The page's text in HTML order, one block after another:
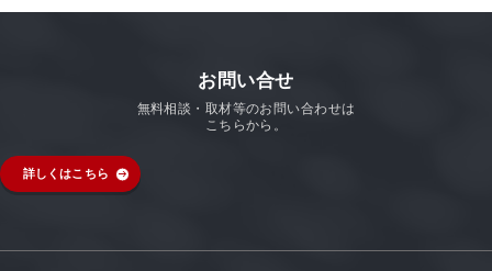
お問い合せ
無料相談・取材等のお問い合わせは
こちらから。
詳しくはこちら